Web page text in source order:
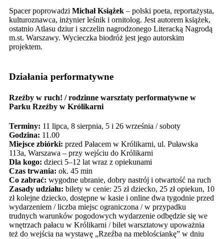
Spacer poprowadzi Michał Książek – polski poeta, reportażysta,
kulturoznawca, inżynier leśnik i ornitolog. Jest autorem książek,
ostatnio Atlasu dziur i szczelin nagrodzonego Literacką Nagrodą
m.st. Warszawy. Wycieczka biodróż jest jego autorskim
projektem.
Działania performatywne
Rzeźby w ruch! / rodzinne warsztaty performatywne w
Parku Rzeźby w Królikarni
Terminy: 11 lipca, 8 sierpnia, 5 i 26 września / soboty
Godzina: 11.00
Miejsce zbiórki: przed Pałacem w Królikarni, ul. Puławska
113a, Warszawa – przy wejściu do Królikarni
Dla kogo: dzieci 5–12 lat wraz z opiekunami
Czas trwania: ok. 45 min
Co zabrać: wygodne ubranie, dobry nastrój i otwartość na ruch
Zasady udziału: bilety w cenie: 25 zł dziecko, 25 zł opiekun, 10
zł kolejne dziecko, dostępne w kasie i online dwa tygodnie przed
wydarzeniem / liczba miejsc ograniczona / w przypadku
trudnych warunków pogodowych wydarzenie odbędzie się we
wnętrzach pałacu w Królikarni / bilet warsztatowy upoważnia
też do wejścia na wystawę „Rzeźba na meblościankę” w dniu